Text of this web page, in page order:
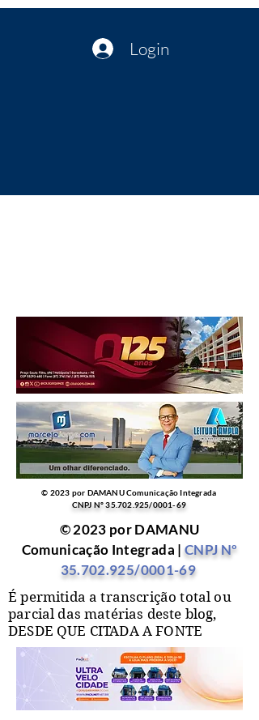
Login
© 2023 por DAMANU Comunicação Integrada
CNPJ Nº35.702.925/0001-69
© 2023 por DAMANU
Comunicação Integrada | CNPJ Nº
35.702.925/0001-69
É permitida a transcrição total ou
parcial das matérias deste blog,
DESDE QUE CITADA A FONTE